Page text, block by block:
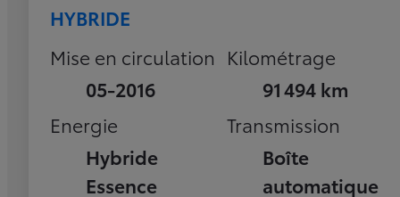
HYBRIDE
Mise en circulation
05-2016
Kilométrage
91 494 km
Energie
Hybride
Essence
Transmission
Boîte
automatique